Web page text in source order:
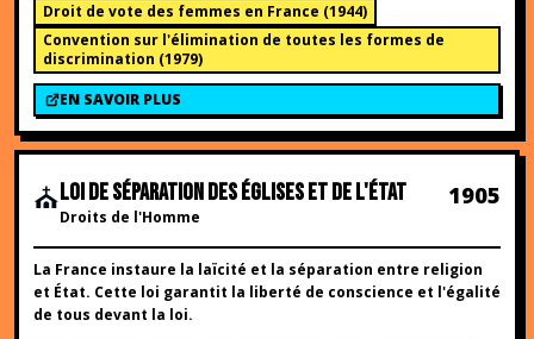
Droit de vote des femmes en France (1944)
Convention sur l'élimination de toutes les formes de
discrimination (1979)
EN SAVOIR PLUS
⛪LOI DE SÉPARATION DES ÉGLISES ET DE L'ÉTAT
Droits de l'Homme
1905
La France instaure la laïcité et la séparation entre religion
et État. Cette loi garantit la liberté de conscience et l'égalité
de tous devant la loi.